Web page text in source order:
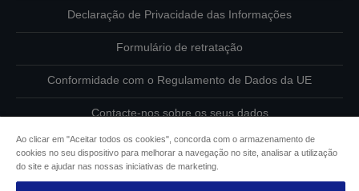
Declaração de Privacidade das Informações
Formulário de retratação
Conformidade com o Regulamento de Dados da UE
Contacte-nos sobre os seus dados
Informações sobre cookies
Ao clicar em "Aceitar todos os cookies", concorda com o armazenamento de
cookies no seu dispositivo para melhorar a navegação no site, analisar a utilização
do site e ajudar nas nossas iniciativas de marketing.